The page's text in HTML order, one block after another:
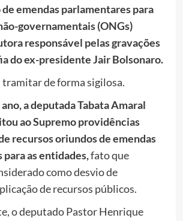
emendas parlamentares para
governamentais (ONGs)
responsável pelas gravações
do ex-presidente Jair Bolsonaro.
tramitar de forma sigilosa.
a deputada Tabata Amaral
ao Supremo providências
recursos oriundos de emendas
as entidades,fato que
como desvio de
de recursos públicos.
o deputado Pastor Henrique